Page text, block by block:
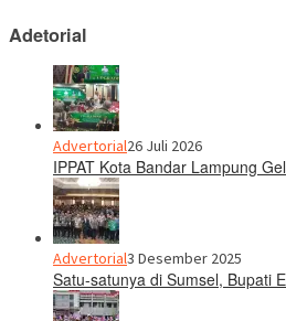
Adetorial
Advertorial26 Juli 2026
IPPAT Kota Bandar Lampung
Advertorial3 Desember 2025
Satu-satunya di Sumsel, Bupati